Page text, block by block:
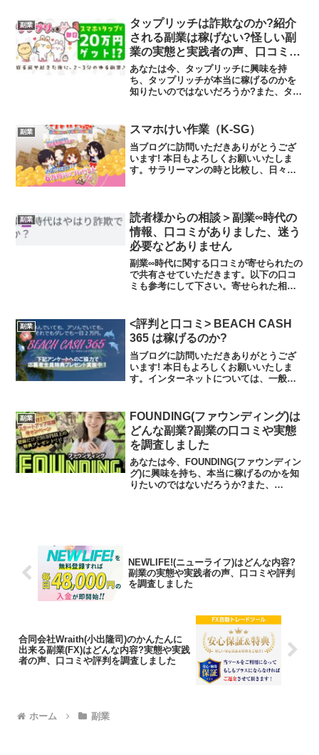
のかを調べようとしているのではないだ
ろうか？答えを言うと、実際に参加...
副業
タップリッチは詐欺なのか?紹介
される副業は稼げない?怪しい副
業の実態と実践者の声、口コミを
徹底調査！
あなたは今、タップリッチに興味を持
ち、タップリッチが本当に稼げるのかを
知りたいのではないだろうか?また、タッ
えを言うと、詐欺まがいの案件しか紹介
されず時間の無駄といえま...
副業 スマホけい作業（K-SG）
当ブログに訪問いただきありがとうござ
います! 本日もよろしくお願いいたしま
す。サラリーマンの時と比較し、日々十
ら、副業に取り組んでい...
副業
読者様からの相談＞副業∞時代の
情報、口コミがありました、迷う
必要などありません
副業∞時代に関する口コミが寄せられたの
で共有させていただきます。以下の口コ
ミも参考にして下さい。寄せられた相談
と思う部分もあり、あまりにも人数多い
ので釣りであげてるの...
副業
<評判と口コミ> BEACH CASH
365 は稼げるのか?
当ブログに訪問いただきありがとうござ
います! 本日もよろしくお願いいたしま
す。インターネットについては、一般に
ていると感じます。もしあなたがビジネ
スを始めようと何年も...
副業
FOUNDING(ファウンディング)は
どんな副業?副業の口コミや実態
を調査しました
あなたは今、FOUNDING(ファウンディン
グ)に興味を持ち、本当に稼げるのかを知
りたいのではないだろうか?また、
NEWLIFE!(ニューライフ)はどんな内容?
副業の実態や実践者の声、口コミや評判
を調査しました
合同会社Wraith(小出隆司)のかんたんに
出来る副業(FX)はどんな内容?実態や実践
者の声、口コミや評判を調査しました
ホーム 副業